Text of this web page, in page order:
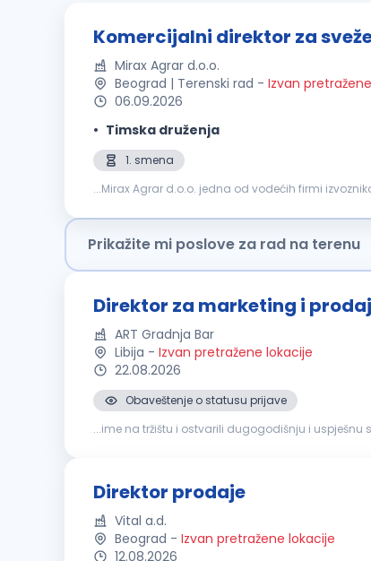
Komercijalni direktor za
Mirax Agrar d.o.o.
Beograd | Terenski rad - Izvan
06.09.2026
Timska druženja
1. smena
...Mirax Agrar d.o.o. jedna od vodećih firmi
Prikažite mi poslove za rad na terenu
Direktor za marketing i
ART Gradnja Bar
Libija - Izvan pretražene lokacije
22.08.2026
Obaveštenje o statusu prijave
...ime na tržištu i ostvarili dugogodišnju i
Direktor prodaje
Vital a.d.
Beograd - Izvan pretražene lokacije
12.08.2026